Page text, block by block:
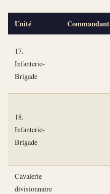
Unité Commandant
17.
Infanterie-
Brigade
18.
Infanterie-
Brigade
Cavalerie
divisionnaire